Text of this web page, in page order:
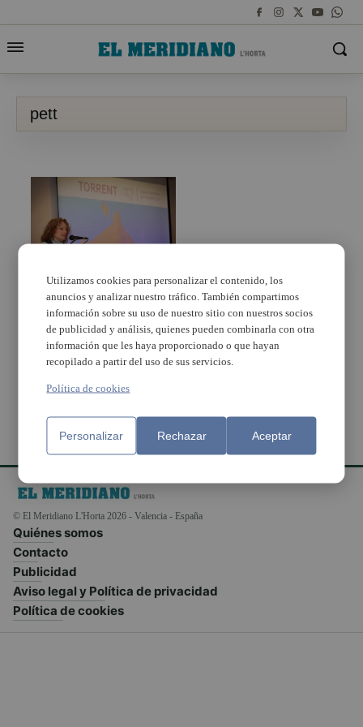
pett
Torrent impulsa su
turismo con la
presentación de su
primer Plan Estratégico
(PETT)
© El Meridiano L'Horta 2026 - Valencia - España
Quiénes somos
Contacto
Publicidad
Aviso legal y Política de privacidad
Política de cookies
Utilizamos cookies para personalizar el contenido, los
anuncios y analizar nuestro tráfico. También compartimos
información sobre su uso de nuestro sitio con nuestros socios
de publicidad y análisis, quienes pueden combinarla con otra
información que les haya proporcionado o que hayan
recopilado a partir del uso de sus servicios.
Política de cookies
Personalizar Rechazar Aceptar